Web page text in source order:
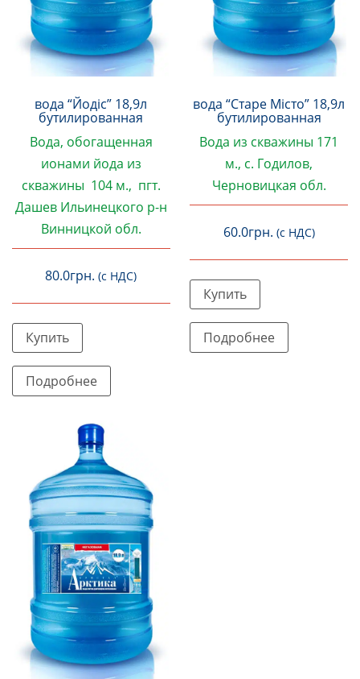
вода “Йодіс” 18,9л
бутилированная
Вода, обогащенная
ионами йода из
скважины 104 м., пгт.
Дашев Ильинецкого р-н
Винницкой обл.
80.0грн. (с НДС)
Купить
має
кілька
Параметри
можна
вибрати
на
сторінці
товару
Подробнее
вода “Старе Місто” 18,9л
бутилированная
Вода из скважины 171
м., с. Годилов,
Черновицкая обл.
60.0грн. (с НДС)
Купить
має
кілька
Подробнее